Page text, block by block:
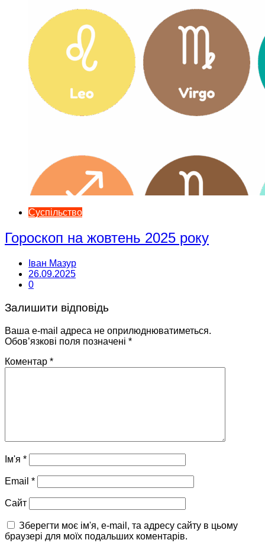
Суспільство
Гороскоп на жовтень 2025 року
Іван Мазур
26.09.2025
0
Залишити відповідь
Ваша e-mail адреса не оприлюднюватиметься.
Обов’язкові поля позначені *
Коментар *
Ім'я *
Email *
Сайт
Зберегти моє ім'я, e-mail, та адресу сайту в цьому
браузері для моїх подальших коментарів.